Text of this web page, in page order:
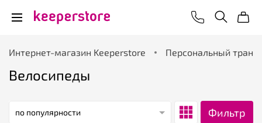
Интернет-магазин Keeperstore Персональный
Велосипеды
по популярности Фильтр